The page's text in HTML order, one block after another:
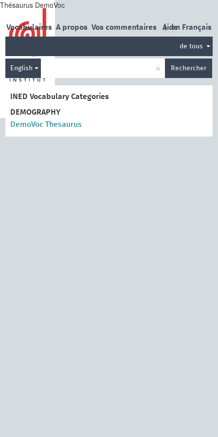
Thésaurus DemoVoc
| en Français
Vocabulaires A propos Vos commentaires Aide
de tous
English × Rechercher
INED Vocabulary Categories
DEMOGRAPHY
DemoVoc Thesaurus